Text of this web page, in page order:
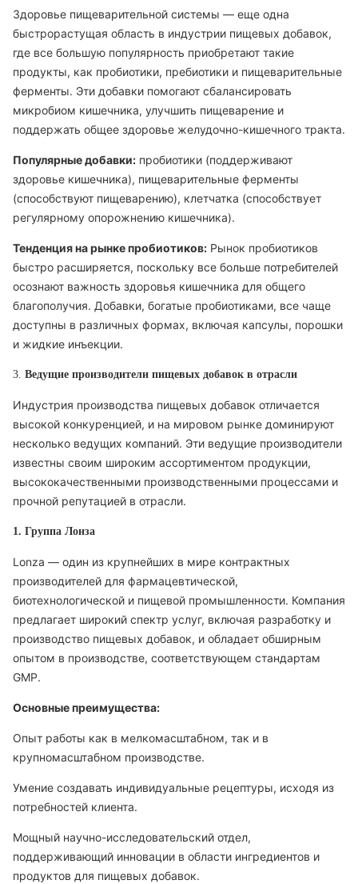
Здоровье пищеварительной системы — еще одна
быстрорастущая область в индустрии пищевых добавок,
где все большую популярность приобретают такие
продукты, как пробиотики, пребиотики и пищеварительные
ферменты. Эти добавки помогают сбалансировать
микробиом кишечника, улучшить пищеварение и
поддержать общее здоровье желудочно-кишечного тракта.
Популярные добавки: пробиотики (поддерживают
здоровье кишечника), пищеварительные ферменты
(способствуют пищеварению), клетчатка (способствует
регулярному опорожнению кишечника).
Тенденция на рынке пробиотиков: Рынок пробиотиков
быстро расширяется, поскольку все больше потребителей
осознают важность здоровья кишечника для общего
благополучия. Добавки, богатые пробиотиками, все чаще
доступны в различных формах, включая капсулы, порошки
и жидкие инъекции.
3. Ведущие производители пищевых добавок в отрасли
Индустрия производства пищевых добавок отличается
высокой конкуренцией, и на мировом рынке доминируют
несколько ведущих компаний. Эти ведущие производители
известны своим широким ассортиментом продукции,
высококачественными производственными процессами и
прочной репутацией в отрасли.
1. Группа Лонза
Lonza — один из крупнейших в мире контрактных
производителей для фармацевтической,
биотехнологической и пищевой промышленности. Компания
предлагает широкий спектр услуг, включая разработку и
производство пищевых добавок, и обладает обширным
опытом в производстве, соответствующем стандартам
GMP.
Основные преимущества:
Опыт работы как в мелкомасштабном, так и в
крупномасштабном производстве.
Умение создавать индивидуальные рецептуры, исходя из
потребностей клиента.
Мощный научно-исследовательский отдел,
поддерживающий инновации в области ингредиентов и
продуктов для пищевых добавок.